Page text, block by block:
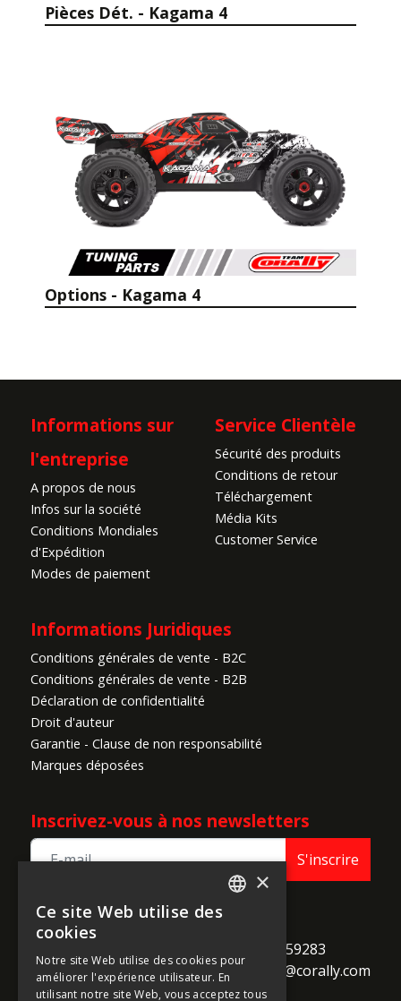
Pièces Dét. - Kagama 4
Options - Kagama 4
Informations sur
l'entreprise
A propos de nous
Infos sur la société
Conditions Mondiales
d'Expédition
Modes de paiement
Service Clientèle
Sécurité des produits
Conditions de retour
Téléchargement
Média Kits
Customer Service
Informations Juridiques
Conditions générales de vente - B2C
Conditions générales de vente - B2B
Déclaration de confidentialité
Droit d'auteur
Garantie - Clause de non responsabilité
Marques déposées
Inscrivez-vous à nos newsletters
S'inscrire
TEAM CORALLY
B-2250 Olen
Belgium
call +32 14 259283
alternate_email support@corally.com
×
Ce site Web utilise des
cookies
Notre site Web utilise des cookies pour
améliorer l'expérience utilisateur. En
utilisant notre site Web, vous acceptez tous